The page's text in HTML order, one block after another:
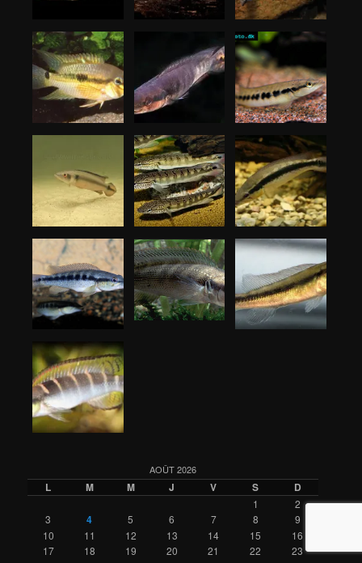
AOÛT 2026
L M M J V S D
1
2
3
4 5 6 7 8
9
10
11 12 13 14 15
16
17
18 19 20 21 22
23